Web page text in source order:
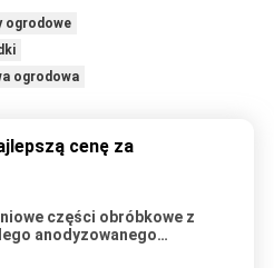
ogrodowe
ogrodowa
cenę za
części obróbkowe z
anodyzowanego